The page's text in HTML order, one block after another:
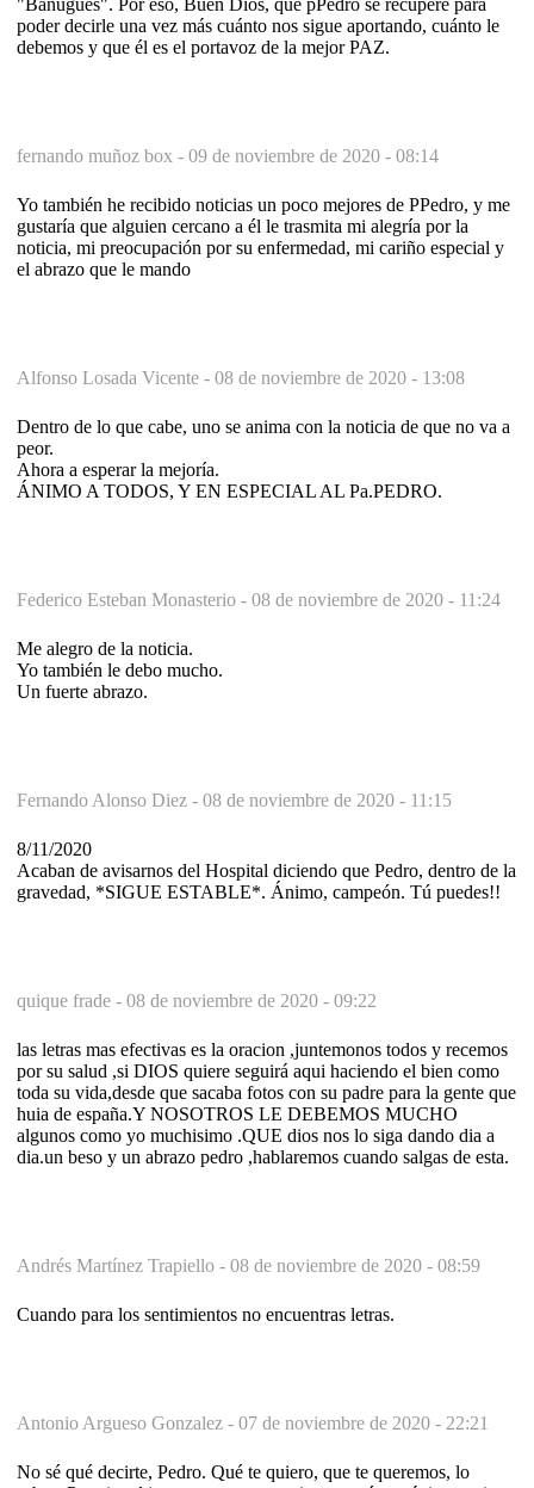
poder decirle una vez más cuánto nos sigue aportando, cuánto le
debemos y que él es el portavoz de la mejor PAZ.
fernando muñoz box - 09 de noviembre de 2020 - 08:14
Yo también he recibido noticias un poco mejores de PPedro, y me
gustaría que alguien cercano a él le trasmita mi alegría por la
noticia, mi preocupación por su enfermedad, mi cariño especial y
el abrazo que le mando
Alfonso Losada Vicente - 08 de noviembre de 2020 - 13:08
Dentro de lo que cabe, uno se anima con la noticia de que no va a
peor.
Ahora a esperar la mejoría.
ÁNIMO A TODOS, Y EN ESPECIAL AL Pa.PEDRO.
Federico Esteban Monasterio - 08 de noviembre de 2020 - 11:24
Me alegro de la noticia.
Yo también le debo mucho.
Un fuerte abrazo.
Fernando Alonso Diez - 08 de noviembre de 2020 - 11:15
8/11/2020
Acaban de avisarnos del Hospital diciendo que Pedro, dentro de la
gravedad, *SIGUE ESTABLE*. Ánimo, campeón. Tú puedes!!
quique frade - 08 de noviembre de 2020 - 09:22
las letras mas efectivas es la oracion ,juntemonos todos y recemos
por su salud ,si DIOS quiere seguirá aqui haciendo el bien como
toda su vida,desde que sacaba fotos con su padre para la gente que
huia de españa.Y NOSOTROS LE DEBEMOS MUCHO
algunos como yo muchisimo .QUE dios nos lo siga dando dia a
dia.un beso y un abrazo pedro ,hablaremos cuando salgas de esta.
Andrés Martínez Trapiello - 08 de noviembre de 2020 - 08:59
Cuando para los sentimientos no encuentras letras.
Antonio Argueso Gonzalez - 07 de noviembre de 2020 - 22:21
No sé qué decirte, Pedro. Qué te quiero, que te queremos, lo